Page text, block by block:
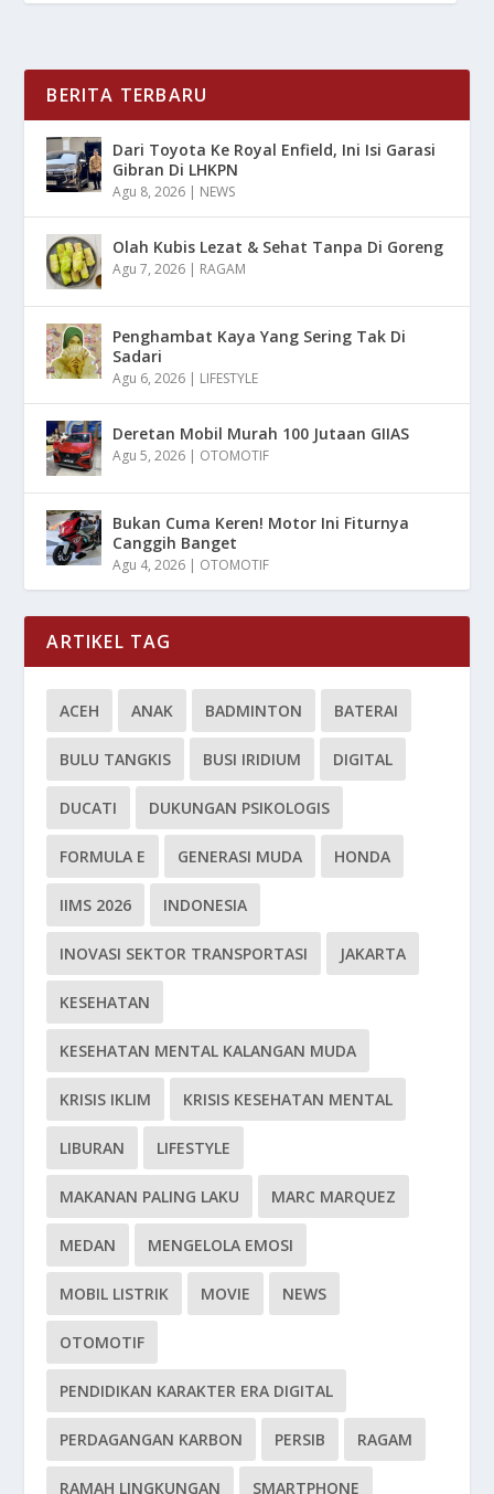
BERITA TERBARU
Dari Toyota Ke Royal Enfield, Ini Isi Garasi
Gibran Di LHKPN
Agu 8, 2026 | NEWS
Olah Kubis Lezat & Sehat Tanpa Di Goreng
Agu 7, 2026 | RAGAM
Penghambat Kaya Yang Sering Tak Di
Sadari
Agu 6, 2026 | LIFESTYLE
Deretan Mobil Murah 100 Jutaan GIIAS
Agu 5, 2026 | OTOMOTIF
Bukan Cuma Keren! Motor Ini Fiturnya
Canggih Banget
Agu 4, 2026 | OTOMOTIF
ARTIKEL TAG
ACEH ANAK BADMINTON BATERAI
BULU TANGKIS BUSI IRIDIUM DIGITAL
DUCATI DUKUNGAN PSIKOLOGIS
FORMULA E GENERASI MUDA HONDA
IIMS 2026 INDONESIA
INOVASI SEKTOR TRANSPORTASI JAKARTA
KESEHATAN
KESEHATAN MENTAL KALANGAN MUDA
KRISIS IKLIM KRISIS KESEHATAN MENTAL
LIBURAN LIFESTYLE
MAKANAN PALING LAKU MARC MARQUEZ
MEDAN MENGELOLA EMOSI
MOBIL LISTRIK MOVIE NEWS
OTOMOTIF
PENDIDIKAN KARAKTER ERA DIGITAL
PERDAGANGAN KARBON PERSIB RAGAM
RAMAH LINGKUNGAN SMARTPHONE